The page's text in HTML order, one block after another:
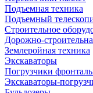
Подъемная техника
Подъемный
Строительное
Дорожно-
Землеройная техника
Экскаваторы
Погрузчики
Экскаваторы-